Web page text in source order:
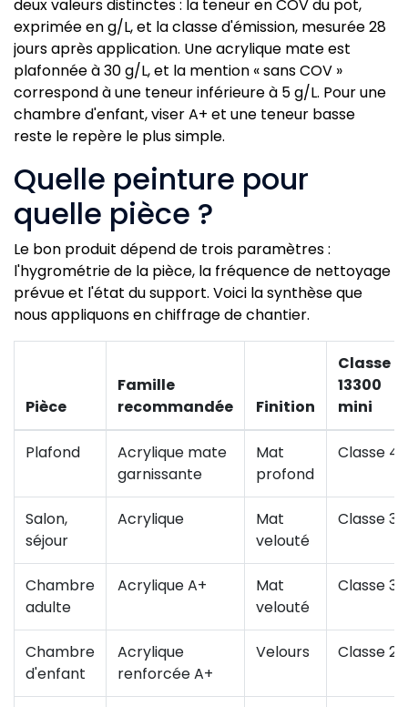
deux valeurs distinctes : la teneur en COV du pot,
exprimée en g/L, et la classe d'émission, mesurée 28
jours après application. Une acrylique mate est
plafonnée à 30 g/L, et la mention « sans COV »
correspond à une teneur inférieure à 5 g/L. Pour une
chambre d'enfant, viser A+ et une teneur basse
reste le repère le plus simple.
Quelle peinture pour
quelle pièce ?
Le bon produit dépend de trois paramètres :
l'hygrométrie de la pièce, la fréquence de nettoyage
prévue et l'état du support. Voici la synthèse que
nous appliquons en chiffrage de chantier.
Pièce
Famille
recommandée
Finition
Classe
13300
mini
Plafond
Acrylique mate
garnissante
Mat
profond
Classe 4
Salon,
séjour
Acrylique
Mat
velouté
Classe 3
Chambre
adulte
Acrylique A+
Mat
velouté
Classe 3
Chambre
d'enfant
Acrylique
renforcée A+
Velours Classe 2